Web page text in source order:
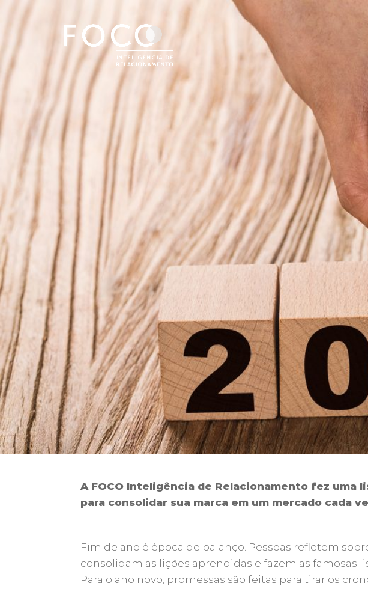
A FOCO Inteligência de Relacionamento fez
para consolidar sua marca em um mercado cada
Fim de ano é época de balanço. Pessoas refletem
consolidam as lições aprendidas e fazem as famosas
Para o ano novo, promessas são feitas para tirar os